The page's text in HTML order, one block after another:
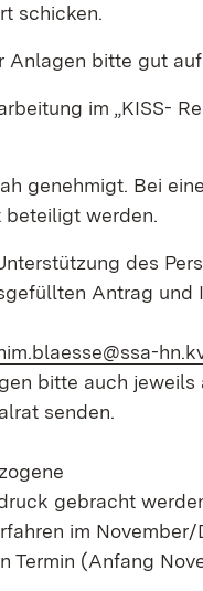
schicken.
Anlagen bitte gut
im „KISS-
genehmigt. Bei
beteiligt werden.
des
Antrag und
neuem Fenster)
bitte auch jeweils
senden.
gebracht
im November/
Termin (Anfang